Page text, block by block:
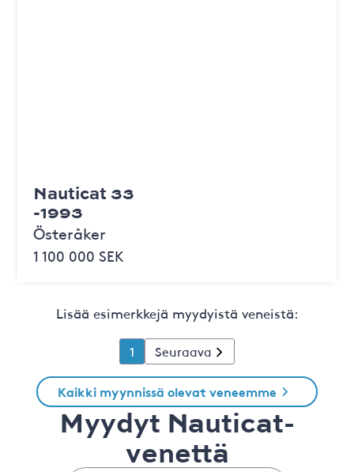
Nauticat 33
-1993
Österåker
1 100 000 SEK
Lisää esimerkkejä myydyistä veneistä:
1 Seuraava
Kaikki myynnissä olevat veneemme
Myydyt Nauticat-
venettä